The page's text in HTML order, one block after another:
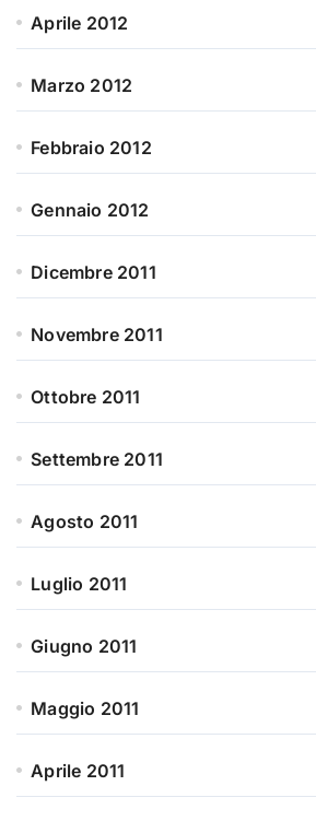
Aprile 2012
Marzo 2012
Febbraio 2012
Gennaio 2012
Dicembre 2011
Novembre 2011
Ottobre 2011
Settembre 2011
Agosto 2011
Luglio 2011
Giugno 2011
Maggio 2011
Aprile 2011